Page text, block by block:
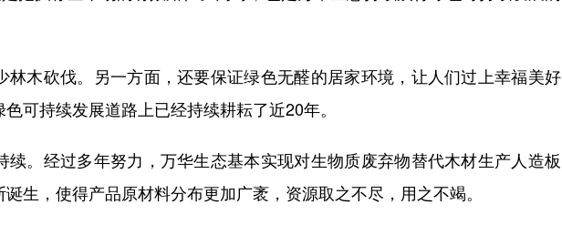
木砍伐。另一方面，还要保证绿色无醛的居家环境，让人们过上幸福美好
可持续发展道路上已经持续耕耘了近20年。
。经过多年努力，万华生态基本实现对生物质废弃物替代木材生产人造板
生，使得产品原材料分布更加广袤，资源取之不尽，用之不竭。